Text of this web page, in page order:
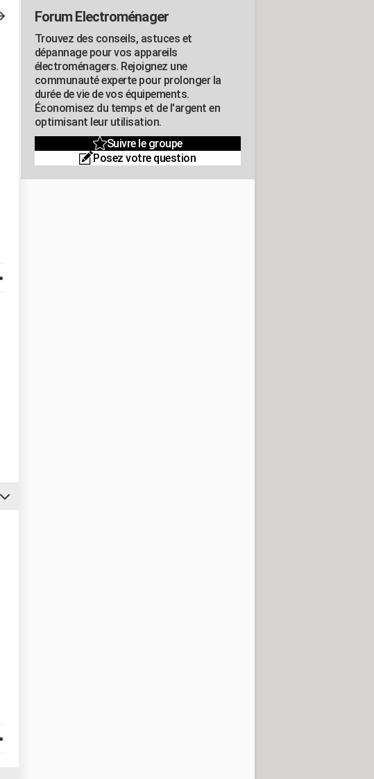
Forum Electroménager
Trouvez des conseils, astuces et
dépannage pour vos appareils
électroménagers. Rejoignez une
communauté experte pour prolonger la
durée de vie de vos équipements.
Économisez du temps et de l'argent en
optimisant leur utilisation.
Suivre le groupe
Posez votre question